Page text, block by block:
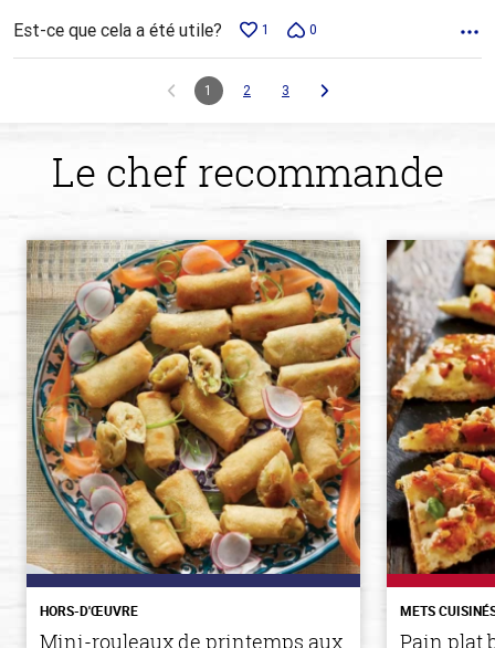
Est-ce que cela a été utile? 1 0
1 2 3
Le chef recommande
HORS-D'ŒUVRE
Mini-rouleaux de printemps aux
METS
Pain plat